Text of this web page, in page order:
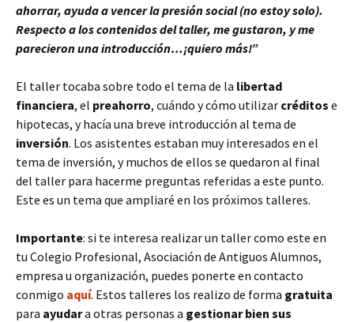
ahorrar, ayuda a vencer la presión social (no estoy solo).
Respecto a los contenidos del taller, me gustaron, y me
parecieron una introducción…¡quiero más!”
El taller tocaba sobre todo el tema de la libertad
financiera, el preahorro, cuándo y cómo utilizar créditos e
hipotecas, y hacía una breve introducción al tema de
inversión. Los asistentes estaban muy interesados en el
tema de inversión, y muchos de ellos se quedaron al final
del taller para hacerme preguntas referidas a este punto.
Este es un tema que ampliaré en los próximos talleres.
Importante: si te interesa realizar un taller como este en
tu Colegio Profesional, Asociación de Antiguos Alumnos,
empresa u organización, puedes ponerte en contacto
conmigo aquí. Estos talleres los realizo de forma gratuita
para ayudara otras personas a gestionar bien sus